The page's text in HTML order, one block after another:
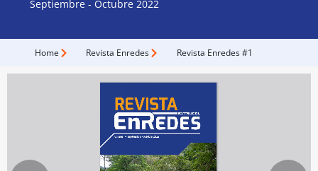
Septiembre - Octubre 2022
Home Revista Enredes Revista Enredes #1